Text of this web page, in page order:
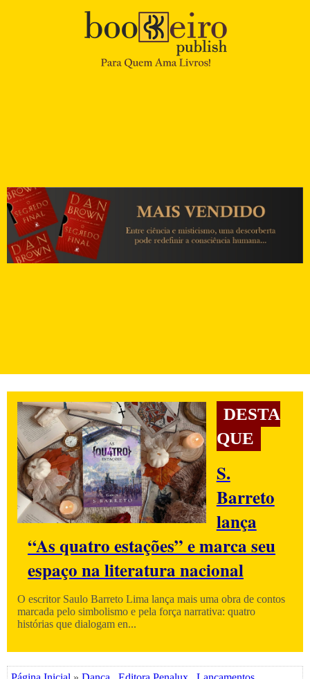
DESTA
QUE
S.
Barreto
lança
“As quatro estações” e marca seu
espaço na literatura nacional
O escritor Saulo Barreto Lima lança mais uma obra de contos
marcada pelo simbolismo e pela força narrativa: quatro
histórias que dialogam en...